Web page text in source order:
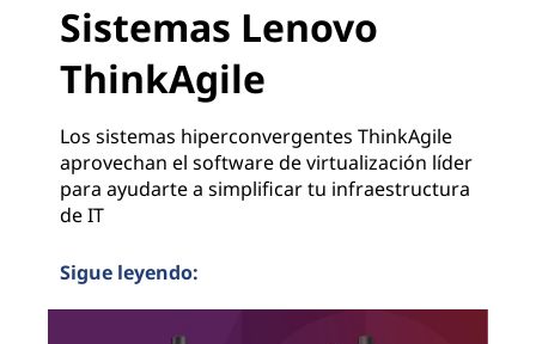
Sistemas Lenovo
ThinkAgile
Los sistemas hiperconvergentes ThinkAgile
aprovechan el software de virtualización líder
para ayudarte a simplificar tu infraestructura
de IT
Sigue leyendo: